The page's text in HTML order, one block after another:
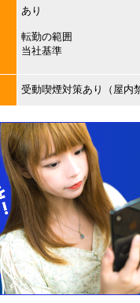
あり
転勤の範囲
当社基準
受動喫煙対策あり（屋内